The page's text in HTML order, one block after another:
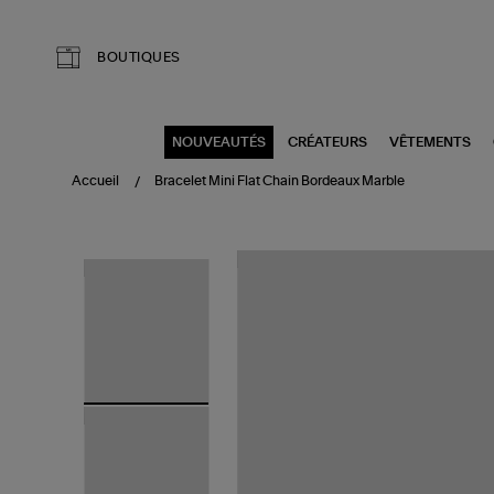
BOUTIQUES
NOUVEAUTÉS CRÉATEURS VÊTEMENTS
Accueil Bracelet Mini Flat Chain Bordeaux Marble